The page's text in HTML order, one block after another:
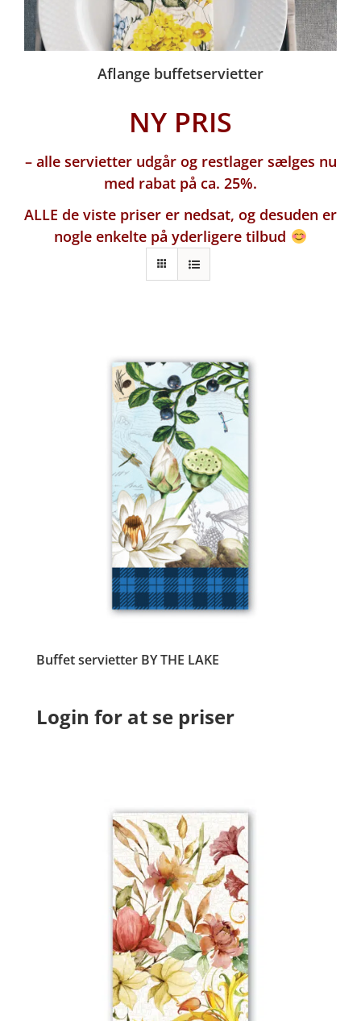
Aflange buffetservietter
NY PRIS
– alle servietter udgår og restlager sælges nu
med rabat på ca. 25%.
ALLE de viste priser er nedsat, og desuden er
nogle enkelte på yderligere tilbud
Buffet servietter BY THE LAKE
Login for at se priser